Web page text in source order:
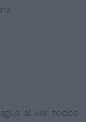
al ver todos